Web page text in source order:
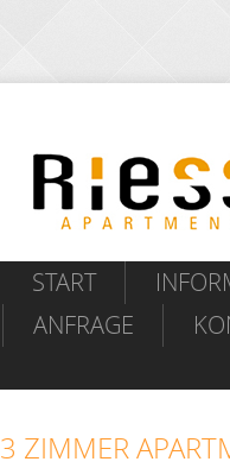
START
ANFRAGE
3 ZIMMER